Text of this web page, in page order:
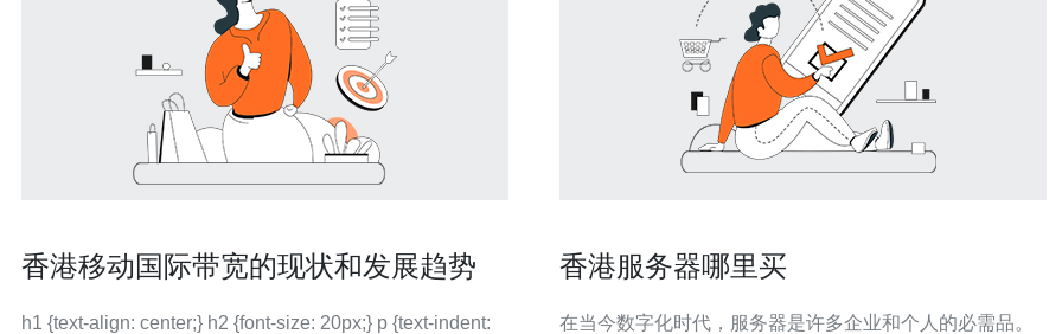
香港移动国际带宽的现状和发展趋势
h1 {text-align: center;} h2 {font-size: 20px;} p {text-indent:
香港服务器哪里买
在当今数字化时代，服务器是许多企业和个人的必需品。